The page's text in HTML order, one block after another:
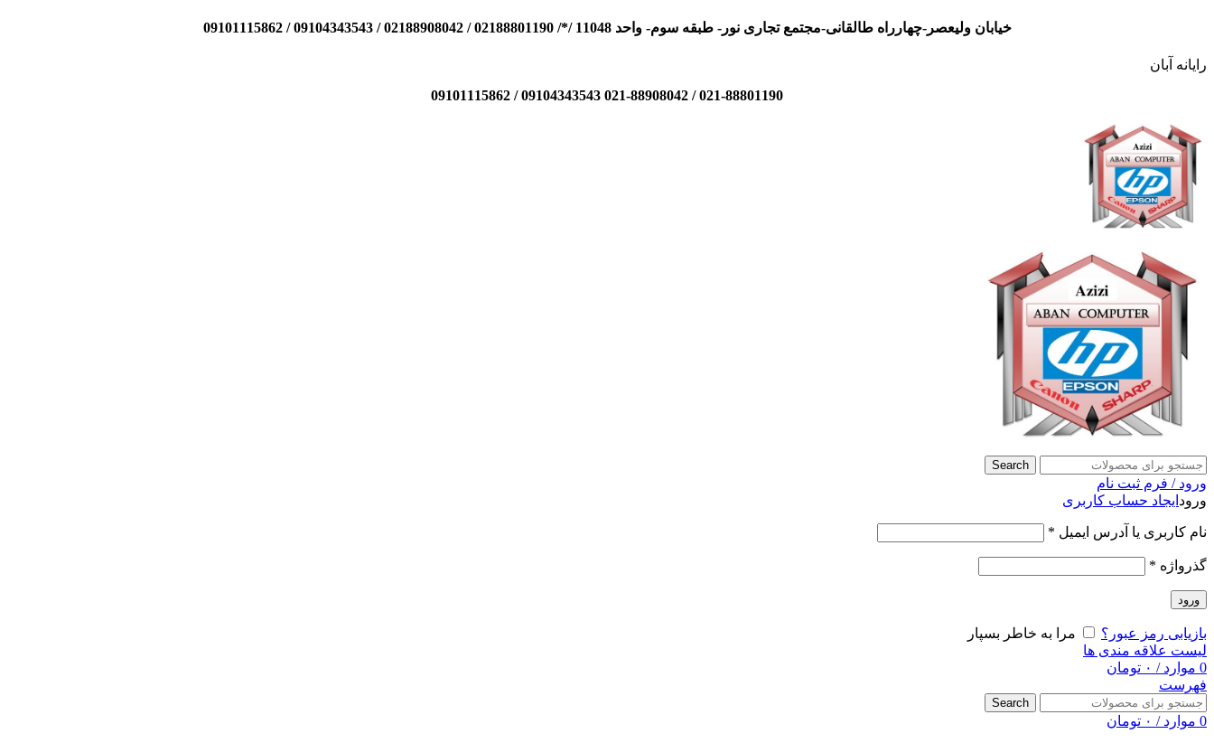
خیابان ولیعصر-چهارراه طالقانی-مجتمع تجاری نور- طبقه سوم- واحد 11048 /*/ 02188801190 / 02188908042 / 09104343543 / 09101115862
رایانه آبان
021-88801190 / 021-88908042 09104343543 / 09101115862
Search
ورود / فرم ثبت نام
ورود ایجاد حساب کاربری
نام کاربری یا آدرس ایمیل *
گذرواژه *
ورود
بازیابی رمز عبور؟
مرا به خاطر بسپار
لیست علاقه مندی ها
0 موارد / ۰ تومان
فهرست
Search
0 موارد / ۰ تومان